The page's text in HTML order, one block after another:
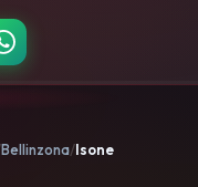
Bellinzona Isone